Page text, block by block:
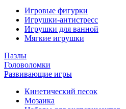
Игровые фигурки
Игрушки-антистресс
Игрушки для ванной
Мягкие игрушки
Пазлы
Головоломки
Развивающие игры
Кинетический песок
Мозаика